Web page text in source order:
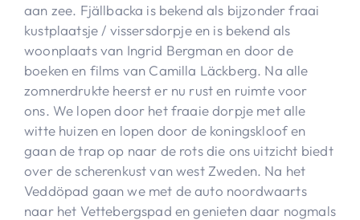
aan zee. Fjällbacka is bekend als bijzonder fraai
kustplaatsje / vissersdorpje en is bekend als
woonplaats van Ingrid Bergman en door de
boeken en films van Camilla Läckberg. Na alle
zomnerdrukte heerst er nu rust en ruimte voor
ons. We lopen door het fraaie dorpje met alle
witte huizen en lopen door de koningskloof en
gaan de trap op naar de rots die ons uitzicht biedt
over de scherenkust van west Zweden. Na het
Veddöpad gaan we met de auto noordwaarts
naar het Vettebergspad en genieten daar nogmals